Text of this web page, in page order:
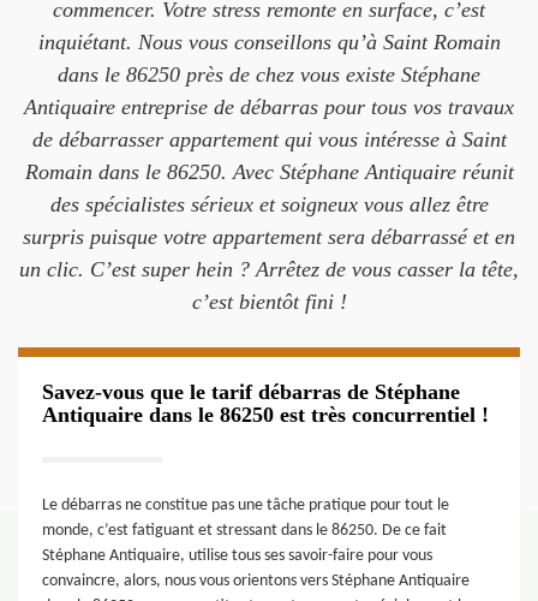
commencer. Votre stress remonte en surface, c’est
inquiétant. Nous vous conseillons qu’à Saint Romain
dans le 86250 près de chez vous existe Stéphane
Antiquaire entreprise de débarras pour tous vos travaux
de débarrasser appartement qui vous intéresse à Saint
Romain dans le 86250. Avec Stéphane Antiquaire réunit
des spécialistes sérieux et soigneux vous allez être
surpris puisque votre appartement sera débarrassé et en
un clic. C’est super hein ? Arrêtez de vous casser la tête,
c’est bientôt fini !
Savez-vous que le tarif débarras de Stéphane
Antiquaire dans le 86250 est très concurrentiel !
Le débarras ne constitue pas une tâche pratique pour tout le
monde, c’est fatiguant et stressant dans le 86250. De ce fait
Stéphane Antiquaire, utilise tous ses savoir-faire pour vous
convaincre, alors, nous vous orientons vers Stéphane Antiquaire